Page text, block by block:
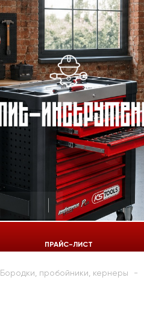
ПРАЙС-ЛИСТ
Бородки, пробойники, кернеры